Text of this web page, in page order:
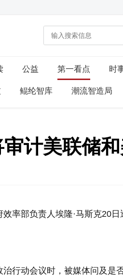
公益 第一看点 时
鲲纶智库 潮流智造局
计美联储
率部负责人埃隆·马斯克20
行动会议时，被媒体问及是